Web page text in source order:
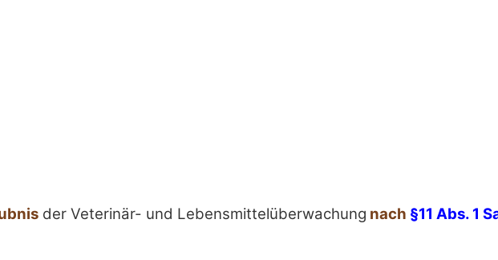
der Veterinär- und Lebensmittelüberwachung nach §11 Abs. 1